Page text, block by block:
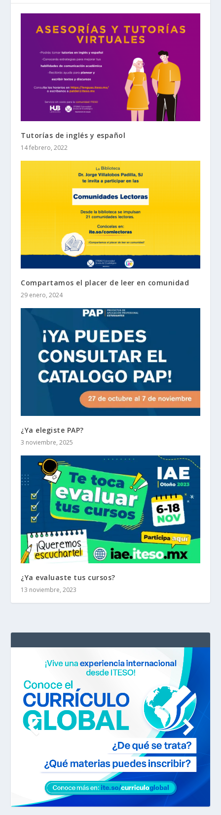
Tutorías de inglés y español
14 febrero, 2022
Compartamos el placer de leer en comunidad
29 enero, 2024
¿Ya elegiste PAP?
3 noviembre, 2025
¿Ya evaluaste tus cursos?
13 noviembre, 2023